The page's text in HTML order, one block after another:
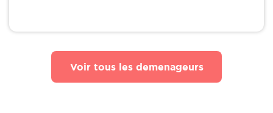
Voir tous les demenageurs